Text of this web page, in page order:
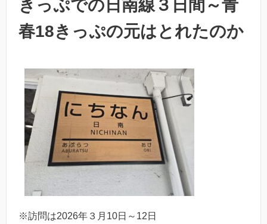
きっぷでの日南線３日間～青
春18きっぷの元はとれたのか
※訪問は2026年３月10日～12日